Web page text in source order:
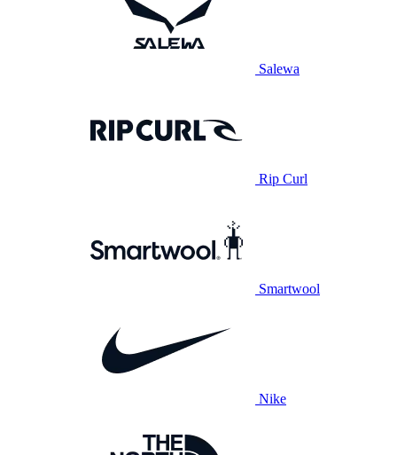
Salewa
Rip Curl
Smartwool
Nike